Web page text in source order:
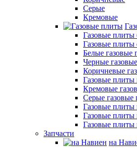
Серые
Кремовые
Газовые плиты
Газовые
Белые газовые
Черные
Коричневые
Газовые плиты
Кремовые
Серые газовые
Газовые плиты
Газовые плиты
Газовые плиты
Запчасти
на